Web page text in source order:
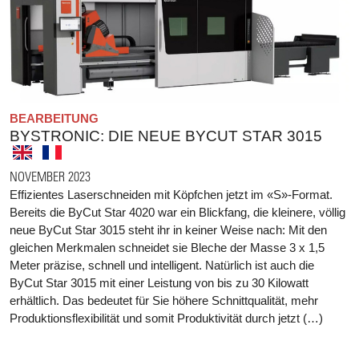
BEARBEITUNG
BYSTRONIC: DIE NEUE BYCUT STAR 3015
NOVEMBER 2023
Effizientes Laserschneiden mit Köpfchen jetzt im «S»-Format.
Bereits die ByCut Star 4020 war ein Blickfang, die kleinere, völlig
neue ByCut Star 3015 steht ihr in keiner Weise nach: Mit den
gleichen Merkmalen schneidet sie Bleche der Masse 3 x 1,5
Meter präzise, schnell und intelligent. Natürlich ist auch die
ByCut Star 3015 mit einer Leistung von bis zu 30 Kilowatt
erhältlich. Das bedeutet für Sie höhere Schnittqualität, mehr
Produktionsflexibilität und somit Produktivität durch jetzt (…)